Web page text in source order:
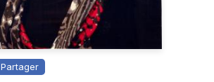
Partager